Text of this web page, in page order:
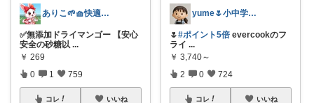
ありこ🌱🧺快適な暮らし雑貨🌻
✅無添加ドライマンゴー 【安心
安全の砂糖以 ...
￥ 269
0 1 759
コレ いいね
yume🌷小中学生ママ&家事グッズ
🌷#ポイント5倍 evercookのフ
ライ ...
￥ 3,740～
2 0 724
コレ いいね